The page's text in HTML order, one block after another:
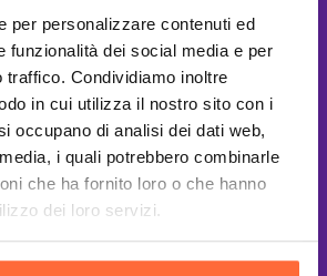
per personalizzare contenuti ed
funzionalità dei social media e per
traffico. Condividiamo inoltre
in cui utilizza il nostro sito con i
occupano di analisi dei dati web,
i quali potrebbero combinarle
che ha fornito loro o che hanno
dei loro servizi.